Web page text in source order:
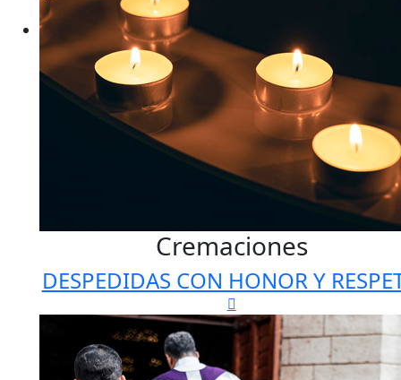
Cremaciones
DESPEDIDAS CON HONOR Y